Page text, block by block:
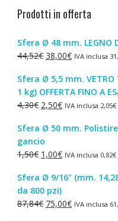
Prodotti in offerta
Sfera Ø 48 mm. LEGNO
44,52€ Il
originale
era:
44,52€.
38,00€Il
attuale
è:
38,00€.
IVA inclusa
Sfera Ø 5,5 mm. VETRO
1 kg) OFFERTA FINO A
4,30€ Il
originale
era:
4,30€.
2,50€Il
attuale
2,50€.
IVA inclusa 2,05€
Sfera Ø 50 mm.
gancio
1,50€ Il
originale
era:
1,50€.
1,00€Il
attuale
è:
1,00€.
IVA inclusa 0,82€
Sfera Ø 9/16" (mm.
da 800 pzi)
87,84€ Il
75,00€IlIVA inclusa